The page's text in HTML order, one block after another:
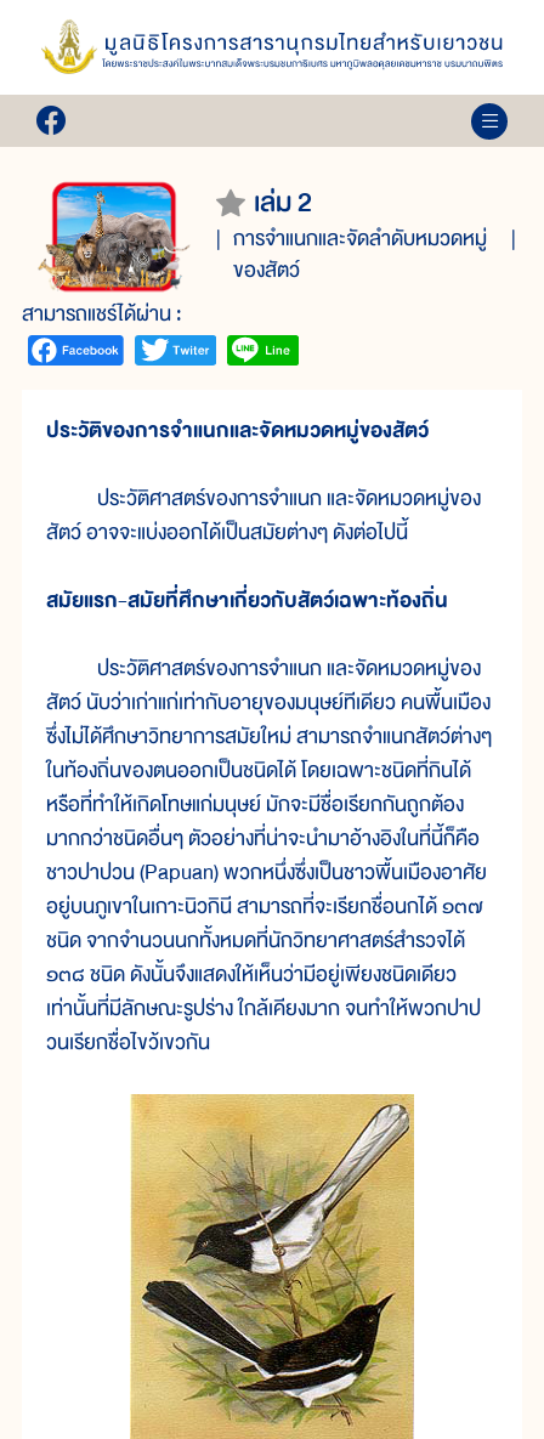
เล่ม 2
การจำแนกและจัดลำดับหมวดหมู่
ของสัตว์
สามารถแชร์ได้ผ่าน :
ประวัติของการจำแนกและจัดหมวดหมู่ของสัตว์
ประวัติศาสตร์ของการจำแนก และจัดหมวดหมู่ของ
สัตว์ อาจจะแบ่งออกได้เป็นสมัยต่างๆ ดังต่อไปนี้
สมัยแรก-สมัยที่ศึกษาเกี่ยวกับสัตว์เฉพาะท้องถิ่น
ประวัติศาสตร์ของการจำแนก และจัดหมวดหมู่ของ
สัตว์ นับว่าเก่าแก่เท่ากับอายุของมนุษย์ทีเดียว คนพื้นเมือง
ซึ่งไม่ได้ศึกษาวิทยาการสมัยใหม่ สามารถจำแนกสัตว์ต่างๆ
ในท้องถิ่นของตนออกเป็นชนิดได้ โดยเฉพาะชนิดที่กินได้
หรือที่ทำให้เกิดโทษแก่มนุษย์ มักจะมีชื่อเรียกกันถูกต้อง
มากกว่าชนิดอื่นๆ ตัวอย่างที่น่าจะนำมาอ้างอิงในที่นี้ก็คือ
ชาวปาปวน (Papuan) พวกหนึ่งซึ่งเป็นชาวพื้นเมืองอาศัย
อยู่บนภูเขาในเกาะนิวกินี สามารถที่จะเรียกชื่อนกได้ ๑๓๗
ชนิด จากจำนวนนกทั้งหมดที่นักวิทยาศาสตร์สำรวจได้
๑๓๘ ชนิด ดังนั้นจึงแสดงให้เห็นว่ามีอยู่เพียงชนิดเดียว
เท่านั้นที่มีลักษณะรูปร่าง ใกล้เคียงมาก จนทำให้พวกปาป
วนเรียกชื่อไขว้เขวกัน